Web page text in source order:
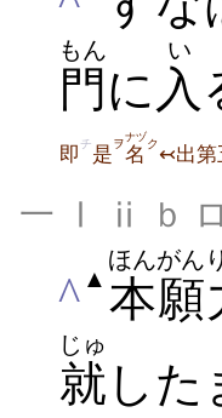
門
もん
に 入
い
即 チ是ヲ名
ナヅク↢出第
一 Ⅰ ⅱ ｂ
^ ▲ 本願
ほんがん
就
じゅ
した